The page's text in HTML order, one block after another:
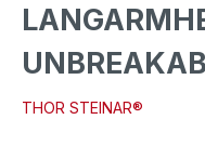
THOR STEINAR®